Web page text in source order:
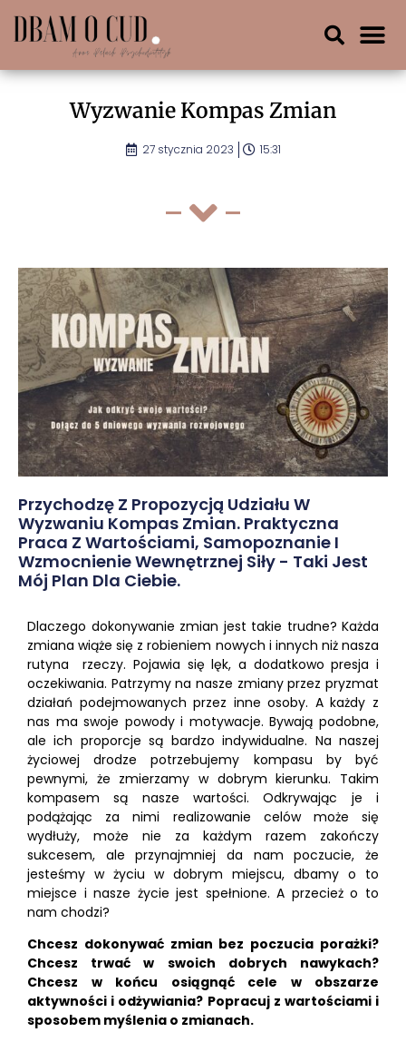
Wyzwanie Kompas Zmian
27 stycznia 2023 15:31
Przychodzę Z Propozycją Udziału W
Wyzwaniu Kompas Zmian. Praktyczna
Praca Z Wartościami, Samopoznanie I
Wzmocnienie Wewnętrznej Siły - Taki Jest
Mój Plan Dla Ciebie.
Dlaczego dokonywanie zmian jest takie trudne? Każda
zmiana wiąże się z robieniem nowych i innych niż nasza
rutyna rzeczy. Pojawia się lęk, a dodatkowo presja i
oczekiwania. Patrzymy na nasze zmiany przez pryzmat
działań podejmowanych przez inne osoby. A każdy z
nas ma swoje powody i motywacje. Bywają podobne,
ale ich proporcje są bardzo indywidualne. Na naszej
życiowej drodze potrzebujemy kompasu by być
pewnymi, że zmierzamy w dobrym kierunku. Takim
kompasem są nasze wartości. Odkrywając je i
podążając za nimi realizowanie celów może się
wydłuży, może nie za każdym razem zakończy
sukcesem, ale przynajmniej da nam poczucie, że
jesteśmy w życiu w dobrym miejscu, dbamy o to
miejsce i nasze życie jest spełnione. A przecież o to
nam chodzi?
Chcesz dokonywać zmian bez poczucia porażki?
Chcesz trwać w swoich dobrych nawykach?
Chcesz w końcu osiągnąć cele w obszarze
aktywności i odżywiania? Popracuj z wartościami i
sposobem myślenia o zmianach.